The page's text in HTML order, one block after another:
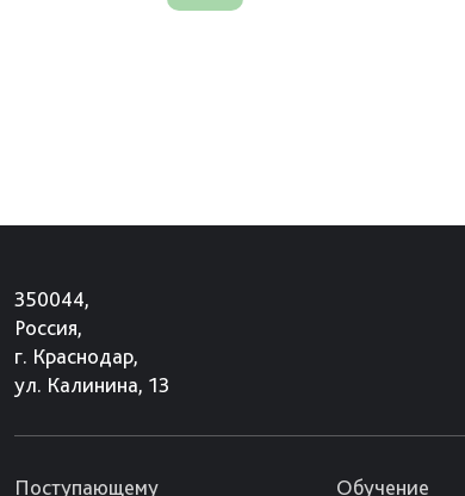
350044,
Россия,
г. Краснодар,
ул. Калинина, 13
Поступающему Обучение